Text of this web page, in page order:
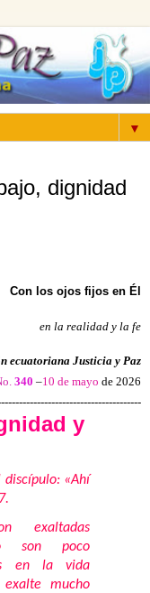
▼
dignidad
Con los ojos fijos en Él
en la realidad y la fe
ecuatoriana Justicia y Paz
340 –10 de mayo de 2026
y
«Ahí
exaltadas
son poco
en la vida
mucho